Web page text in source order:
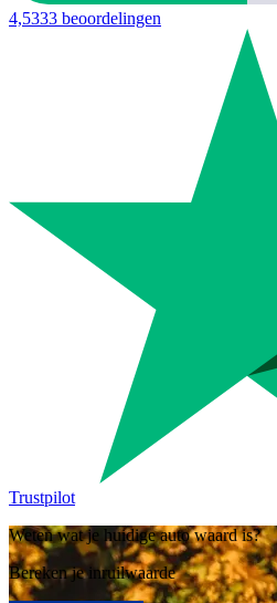
4,5333 beoordelingen
Trustpilot
Weten wat je huidige auto waard is?
Bereken je inruilwaarde